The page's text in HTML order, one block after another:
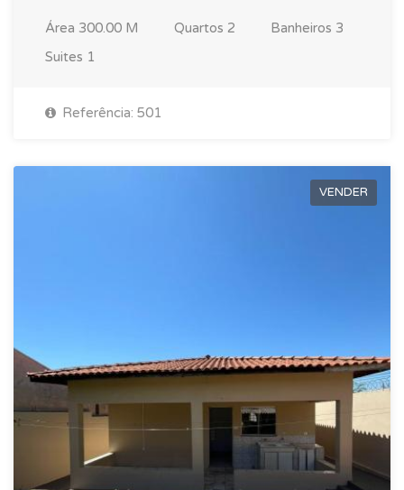
Área 300.00 M Quartos 2 Banheiros 3
Suites 1
Referência: 501
VENDER